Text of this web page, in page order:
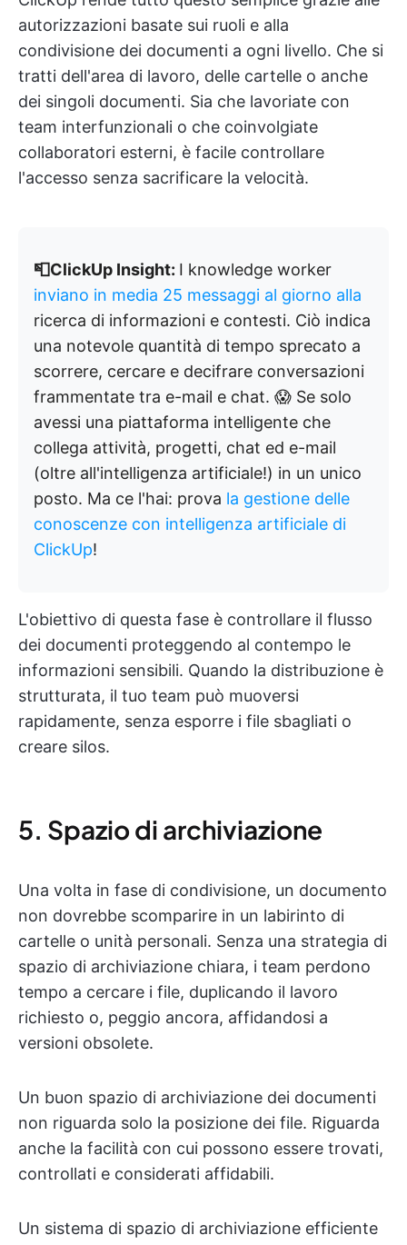
autorizzazioni basate sui ruoli e alla
condivisione dei documenti a ogni livello. Che si
tratti dell'area di lavoro, delle cartelle o anche
dei singoli documenti. Sia che lavoriate con
team interfunzionali o che coinvolgiate
collaboratori esterni, è facile controllare
l'accesso senza sacrificare la velocità.
📮ClickUp Insight: I knowledge worker
inviano in media 25 messaggi al giorno alla
ricerca di informazioni e contesti. Ciò indica
una notevole quantità di tempo sprecato a
scorrere, cercare e decifrare conversazioni
frammentate tra e-mail e chat. 😱 Se solo
avessi una piattaforma intelligente che
collega attività, progetti, chat ed e-mail
(oltre all'intelligenza artificiale!) in un unico
posto. Ma ce l'hai: prova la gestione delle
conoscenze con intelligenza artificiale di
ClickUp!
L'obiettivo di questa fase è controllare il flusso
dei documenti proteggendo al contempo le
informazioni sensibili. Quando la distribuzione è
strutturata, il tuo team può muoversi
rapidamente, senza esporre i file sbagliati o
creare silos.
5. Spazio di archiviazione
Una volta in fase di condivisione, un documento
non dovrebbe scomparire in un labirinto di
cartelle o unità personali. Senza una strategia di
spazio di archiviazione chiara, i team perdono
tempo a cercare i file, duplicando il lavoro
richiesto o, peggio ancora, affidandosi a
versioni obsolete.
Un buon spazio di archiviazione dei documenti
non riguarda solo la posizione dei file. Riguarda
anche la facilità con cui possono essere trovati,
controllati e considerati affidabili.
Un sistema di spazio di archiviazione efficiente